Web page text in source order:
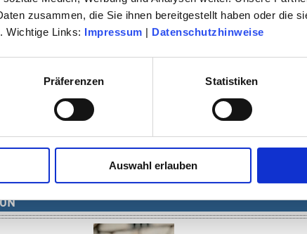
zusammen, die Sie ihnen bereitgestellt haben oder die
Wichtige Links: Impressum | Datenschutzhinweise
Präferenzen Statistiken
Auswahl erlauben
72
n.stapf@
kultur123ruesselsheim.de